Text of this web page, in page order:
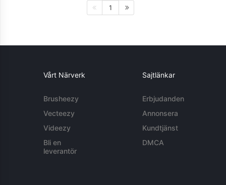
1
Vårt Närverk
Brusheezy
Vecteezy
Videezy
Bli en
leverantör
Sajtlänkar
Erbjudanden
Annonsera
Kundtjänst
DMCA